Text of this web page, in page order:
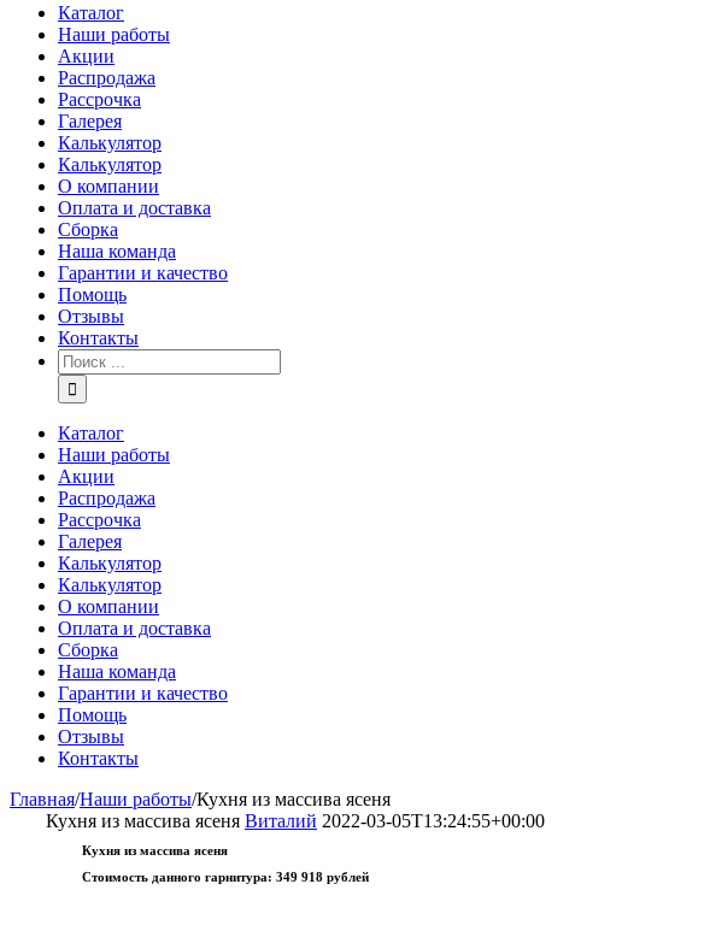
Каталог
Наши работы
Акции
Распродажа
Рассрочка
Галерея
Калькулятор
Калькулятор
О компании
Оплата и доставка
Сборка
Наша команда
Гарантии и качество
Помощь
Отзывы
Контакты
Каталог
Наши работы
Акции
Распродажа
Рассрочка
Галерея
Калькулятор
Калькулятор
О компании
Оплата и доставка
Сборка
Наша команда
Гарантии и качество
Помощь
Отзывы
Контакты
Главная/Наши работы/Кухня из массива ясеня
Кухня из массива ясеня Виталий 2022-03-05T13:24:55+00:00
Кухня из массива ясеня
Стоимость данного гарнитура: 349 918 рублей